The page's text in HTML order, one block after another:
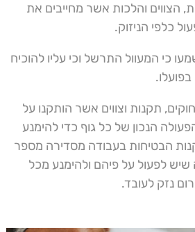
הצווים והלכות אשר מחייבים את
כלפי הניזוק.
כי המעוול התרשל וכי עליו להוכיח
תקנות וצווים אשר הותקנו על
הנכון של כל גוף כדי להימנע
הבטיחות בעבודה מסדירה מספר
לפעול על פיהם ולהימנע מכל
נזק לעובד.